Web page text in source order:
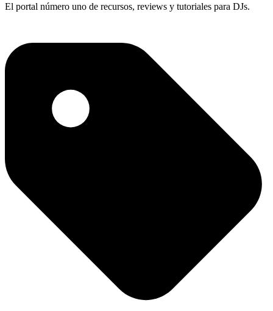
El portal número uno de recursos, reviews y tutoriales para DJs.